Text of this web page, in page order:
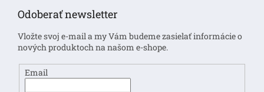
Odoberať newsletter
Vložte svoj e-mail a my Vám budeme zasielať informácie o
nových produktoch na našom e-shope.
Email